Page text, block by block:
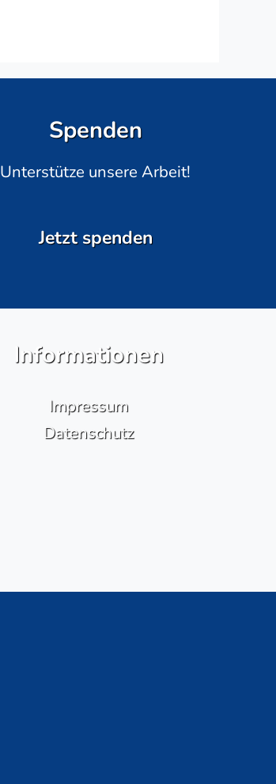
Spenden
Unterstütze unsere Arbeit!
Jetzt spenden
Informationen
Impressum
Datenschutz